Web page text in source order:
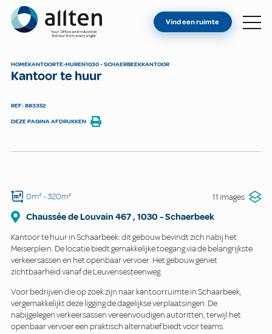
Allten
VIND EEN RUIMTE
Vind een ruimte
HOMEKANTOORTE-HUREN1030 - SCHAERBEEKKANTOOR
Kantoor te huur
REF: 883352
DEZE PAGINA AFDRUKKEN
0m²- 320m² 11 images
Chaussée de Louvain 467, 1030 -Schaerbeek
Kantoor te huur in Schaarbeek: dit gebouw bevindt zich nabij het
Meiserplein. De locatie biedt gemakkelijke toegang via de belangrijkste
verkeersassen en het openbaar vervoer. Het gebouw geniet
zichtbaarheid vanaf de Leuvensesteenweg.
Voor bedrijven die op zoek zijn naar kantoorruimte in Schaarbeek,
vergemakkelijkt deze ligging de dagelijkse verplaatsingen. De
nabijgelegen verkeersassen vereenvoudigen autoritten, terwijl het
openbaar vervoer een praktisch alternatief biedt voor teams.